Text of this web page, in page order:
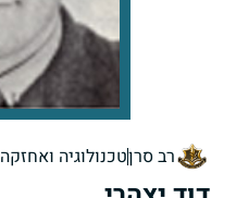
רב סרןטכנולוגיה ואחזקה